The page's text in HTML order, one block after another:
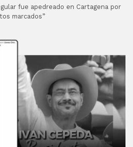
fue apedreado en Cartagena por
marcados”